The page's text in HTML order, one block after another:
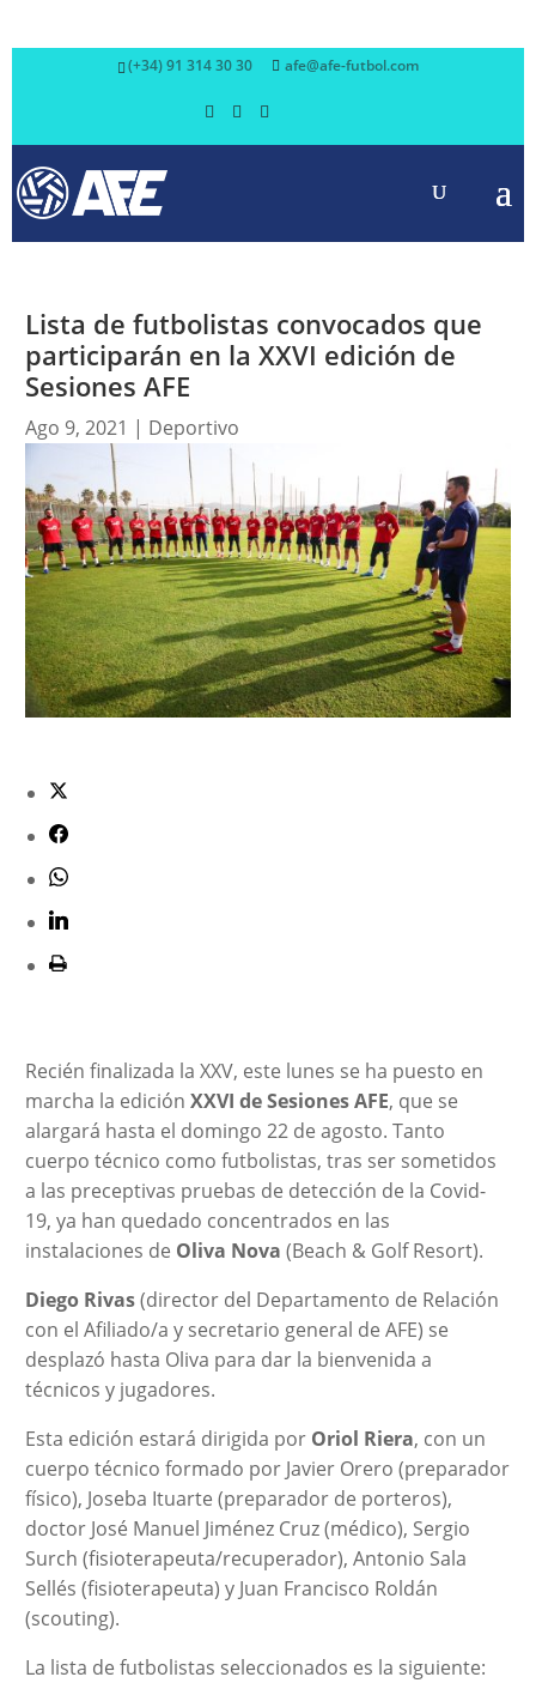
(+34) 91 314 30 30 afe@afe-futbol.com
Lista de futbolistas convocados que
participarán en la XXVI edición de
Sesiones AFE
Ago 9, 2021 | Deportivo
Recién finalizada la XXV, este lunes se ha puesto en
marcha la edición XXVI de Sesiones AFE, que se
alargará hasta el domingo 22 de agosto. Tanto
cuerpo técnico como futbolistas, tras ser sometidos
a las preceptivas pruebas de detección de la Covid-
19, ya han quedado concentrados en las
instalaciones de Oliva Nova (Beach & Golf Resort).
Diego Rivas(director del Departamento de Relación
con el Afiliado/a y secretario general de AFE) se
desplazó hasta Oliva para dar la bienvenida a
técnicos y jugadores.
Esta edición estará dirigida por Oriol Riera, con un
cuerpo técnico formado por Javier Orero (preparador
físico), Joseba Ituarte (preparador de porteros),
doctor José Manuel Jiménez Cruz (médico), Sergio
Surch (fisioterapeuta/recuperador), Antonio Sala
Sellés (fisioterapeuta) y Juan Francisco Roldán
(scouting).
La lista de futbolistas seleccionados es la siguiente: